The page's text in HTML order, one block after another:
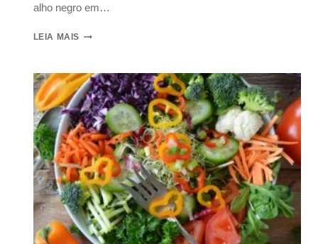
alho negro em…
LEIA MAIS